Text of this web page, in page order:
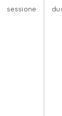
sessione